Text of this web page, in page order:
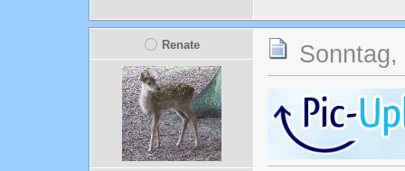
Renate